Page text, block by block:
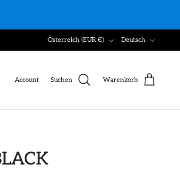
Währung
Österreich (EUR €) Deutsch
Account Suchen Warenkorb